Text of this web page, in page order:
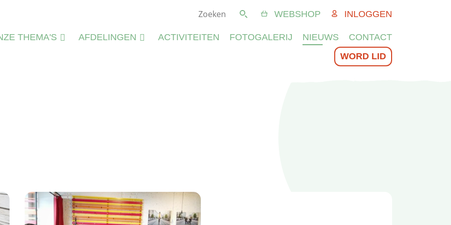
Zoeken
THEMA'S AFDELINGEN ACTIVITEITEN FOTOGALERIJ NIEUWS
CONTACT
WORD LID
WEBSHOP INLOGGEN